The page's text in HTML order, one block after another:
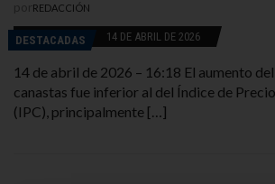
REDACCIÓN
DESTACADAS 14 DE ABRIL DE 2026
14 de abril de 2026 – 16:18 El aumento
canastas fue inferior al del Índice de
(IPC), principalmente […]